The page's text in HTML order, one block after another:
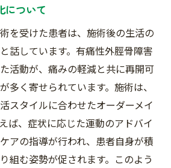
について
を受けた患者は、施術後の生活の
話しています。有痛性外脛骨障害
活動が、痛みの軽減と共に再開可
多く寄せられています。施術は、
スタイルに合わせたオーダーメイ
ば、症状に応じた運動のアドバイ
アの指導が行われ、患者自身が積
組む姿勢が促されます。このよう